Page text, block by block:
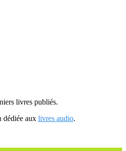
livres publiés.
dédiée aux livres audio.